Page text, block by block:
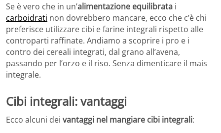
Se è vero che in un’alimentazione equilibrata i
carboidrati non dovrebbero mancare, ecco che c’è chi
preferisce utilizzare cibi e farine integrali rispetto alle
controparti raffinate. Andiamo a scoprire i pro e i
contro dei cereali integrati, dal grano all’avena,
passando per l’orzo e il riso. Senza dimenticare il mais
integrale.
Cibi integrali: vantaggi
Ecco alcuni dei vantaggi nel mangiare cibi integrali: